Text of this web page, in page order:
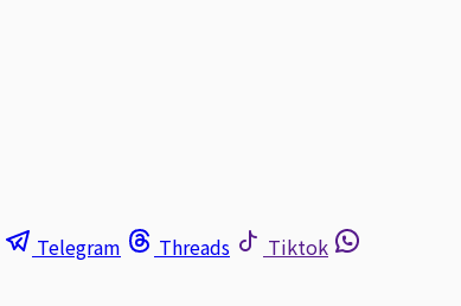
Telegram Threads
Tiktok